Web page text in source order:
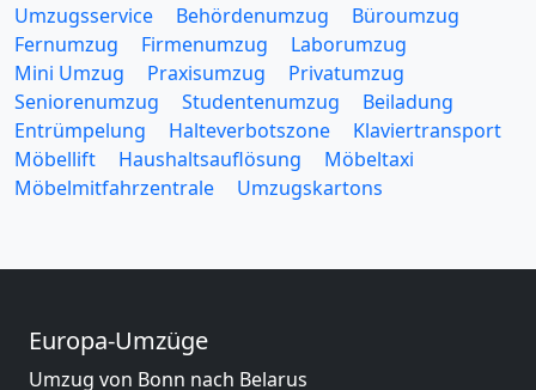
Umzugsservice Behördenumzug
Büroumzug
Fernumzug
Firmenumzug
Laborumzug
Mini Umzug
Praxisumzug
Privatumzug
Seniorenumzug
Studentenumzug
Beiladung
Entrümpelung
Halteverbotszone
Klaviertransport
Möbellift
Haushaltsauflösung
Möbeltaxi
Möbelmitfahrzentrale
Umzugskartons
Europa-Umzüge
Umzug von Bonn nach Belarus